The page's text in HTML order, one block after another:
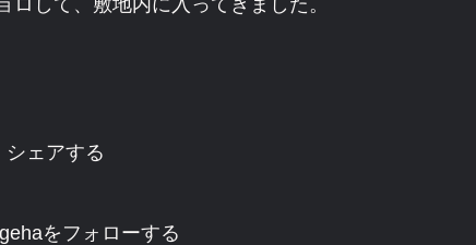
して、敷地内に入ってきました。
シェアする
をフォローする